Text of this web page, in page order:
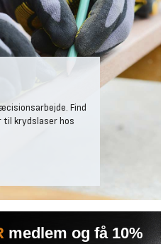
Find
til krydslaser hos
medlem og få 10%